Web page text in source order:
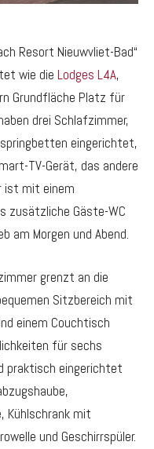
Resort Nieuwvliet-Bad“
wie die Lodges L4A,
Grundfläche Platz für
drei Schlafzimmer,
eingerichtet,
TV-Gerät, das andere
ist mit einem
Gäste-WC
am Morgen und Abend.
grenzt an die
Sitzbereich mit
einem Couchtisch
für sechs
praktisch eingerichtet
Kühlschrank mit
und Geschirrspüler.